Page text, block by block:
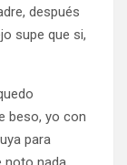
después
supe que si,
beso, yo con
para